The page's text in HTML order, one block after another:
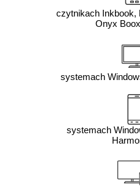
czytnikach Inkbook,
Onyx
systemach
systemach